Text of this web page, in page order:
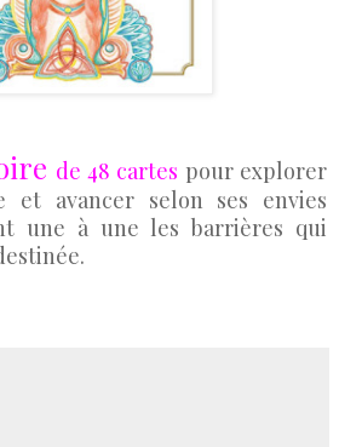
de 48 cartes pour explorer
et avancer selon ses envies
une à une les barrières qui